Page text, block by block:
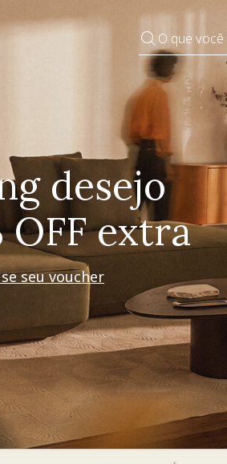
O que
rituais
mudanças
Decorar